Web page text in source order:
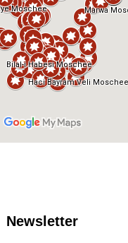
Newsletter